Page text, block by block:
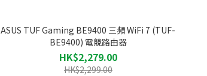
ASUS TUF Gaming BE9400 三頻 WiFi 7 (TUF-
BE9400) 電競路由器
HK$2,279.00
HK$2,299.00